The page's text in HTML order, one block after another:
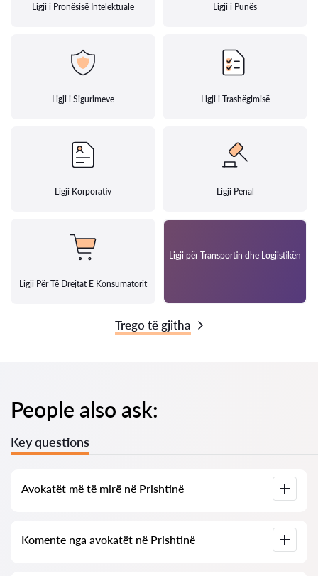
Ligji i Pronësisë Intelektuale Ligji i Punës
Ligji i Sigurimeve Ligji i Trashëgimisë
Ligji Korporativ Ligji Penal
Ligji Për Të Drejtat E Konsumatorit
Ligji për Transportin dhe Logjistikën
Trego të gjitha
People also ask:
Key questions
Avokatët më të mirë në Prishtinë
Prishtinë me informacion të plotë. Çmimet, komentet, numri
i telefonit dhe adresa.
Komente nga avokatët në Prishtinë